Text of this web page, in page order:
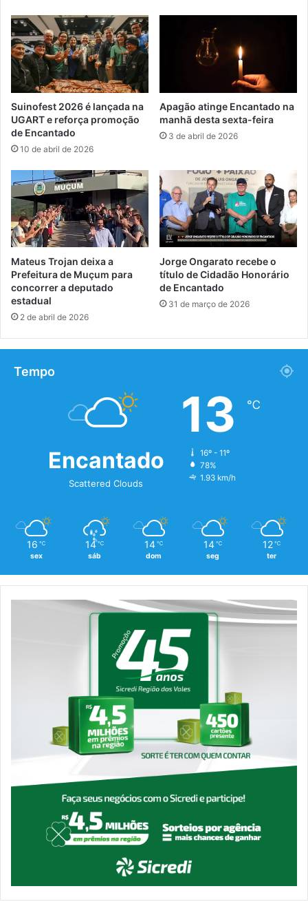
Suinofest 2026 é lançada na
UGART e reforça promoção
de Encantado
10 de abril de 2026
Apagão atinge Encantado na
manhã desta sexta-feira
3 de abril de 2026
Mateus Trojan deixa a
Prefeitura de Muçum para
concorrer a deputado
estadual
2 de abril de 2026
Jorge Ongarato recebe o
título de Cidadão Honorário
de Encantado
31 de março de 2026
Tempo
Encantado
Scattered Clouds
13 ℃
16º - 11º
78%
1.93 km/h
16 ℃
sex
14 ℃
sáb
14 ℃
dom
14 ℃
seg
12 ℃
ter